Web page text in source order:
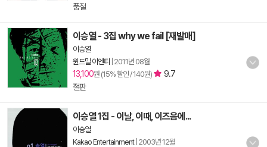
품절
이승열 - 3집 why we fail [재발매]
이승열
윈드밀 이엔티
2011년 08월
13,100원 (15% 할인 / 140원)
9.7
절판
이승열 1집 - 이날, 이때, 이즈음에...
이승열
Kakao Entertainment| 2003년 12월